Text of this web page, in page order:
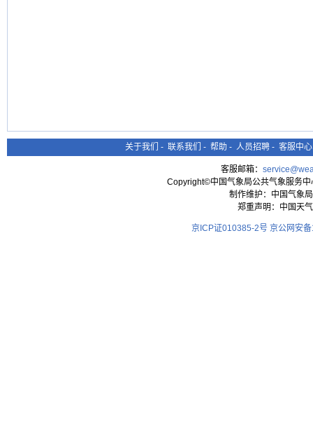
关于我们 - 联系我们 - 帮助 - 人员招聘 - 客服中心
客服邮箱：
Copyright©中国气象局公共气象服务
制作维护：中国气象
郑重声明：中国天
京ICP证010385-2号 京公网安